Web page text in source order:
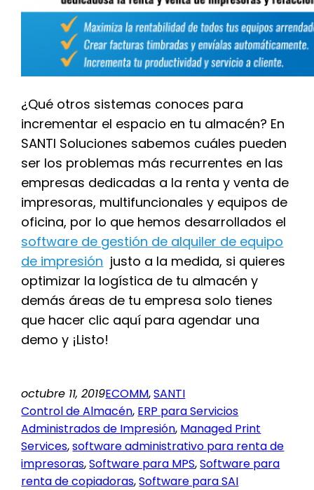
¿Qué otros sistemas conoces para
incrementar el espacio en tu almacén? En
SANTI Soluciones sabemos cuáles pueden
ser los problemas más recurrentes en las
empresas dedicadas a la renta y venta de
impresoras, multifuncionales y equipos de
oficina, por lo que hemos desarrollados el
software de gestión de alquiler de equipo
de impresión justo a la medida, si quieres
optimizar la logística de tu almacén y
demás áreas de tu empresa solo tienes
que hacer clic aquí para agendar una
demo y ¡Listo!
octubre 11, 2019ECOMM, SANTI
Control de Almacén, ERP para Servicios
Administrados de Impresión, Managed Print
Services, software administrativo para renta de
impresoras, Software para MPS, Software para
renta de copiadoras, Software para SAI